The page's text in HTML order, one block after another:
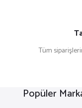
Tüm
Popüler